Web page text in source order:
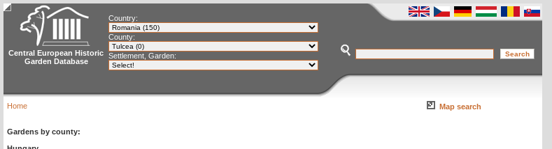
Central European Historic
Garden Database
Country:
County:
Settlement, Garden:
Home Map search
Gardens by county: